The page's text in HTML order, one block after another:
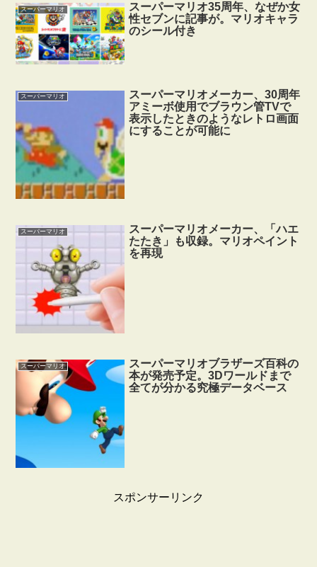
スーパーマリオ
スーパーマリオ35周年、なぜか女
性セブンに記事が。マリオキャラ
のシール付き
スーパーマリオ
スーパーマリオメーカー、30周年
アミーボ使用でブラウン管TVで
表示したときのようなレトロ画面
にすることが可能に
スーパーマリオ
スーパーマリオメーカー、「ハエ
たたき」も収録。マリオペイント
を再現
スーパーマリオ
スーパーマリオブラザーズ百科の
本が発売予定。3Dワールドまで
全てが分かる究極データベース
スポンサーリンク